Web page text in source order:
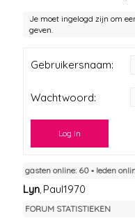
Je moet ingelogd zijn om
geven.
Gebruikersnaam:
Wachtwoord:
Log In
gasten online: 60 ▪︎ leden
Lyn, Paul1970
FORUM STATISTIEKEN